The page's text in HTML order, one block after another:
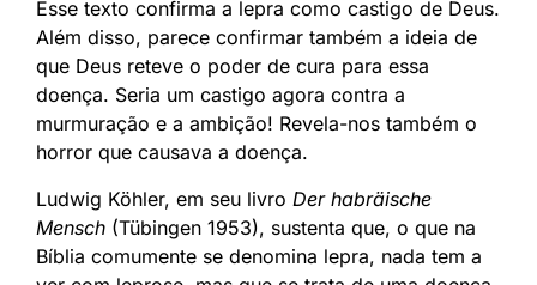
Esse texto confirma a lepra como castigo de Deus.
Além disso, parece confirmar também a ideia de
que Deus reteve o poder de cura para essa
doença. Seria um castigo agora contra a
murmuração e a ambição! Revela-nos também o
horror que causava a doença.
Ludwig Köhler, em seu livro Der habräische
Mensch (Tübingen 1953), sustenta que, o que na
Bíblia comumente se denomina lepra, nada tem a